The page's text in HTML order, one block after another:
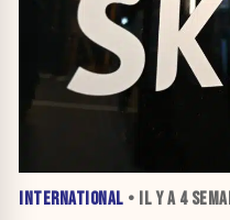
INTERNATIONAL • IL Y A 4